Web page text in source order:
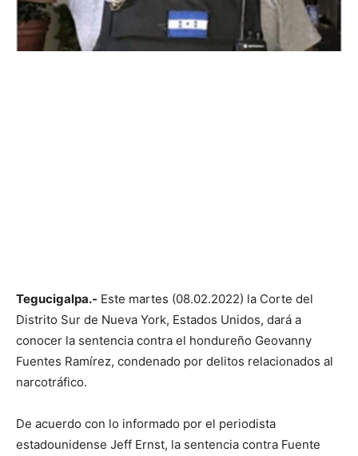
Tegucigalpa.- Este martes (08.02.2022) la Corte del
Distrito Sur de Nueva York, Estados Unidos, dará a
conocer la sentencia contra el hondureño Geovanny
Fuentes Ramírez, condenado por delitos relacionados al
narcotráfico.
De acuerdo con lo informado por el periodista
estadounidense Jeff Ernst, la sentencia contra Fuente